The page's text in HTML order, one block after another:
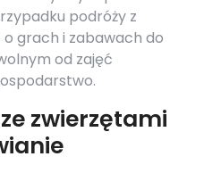
podróży z
grach i zabawach do
od zajęć
zwierzętami